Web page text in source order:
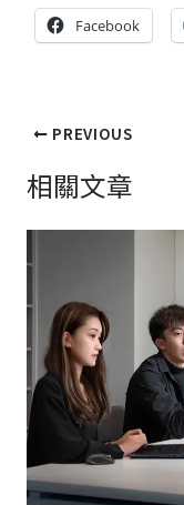
Facebook
PREVIOUS
相關文章